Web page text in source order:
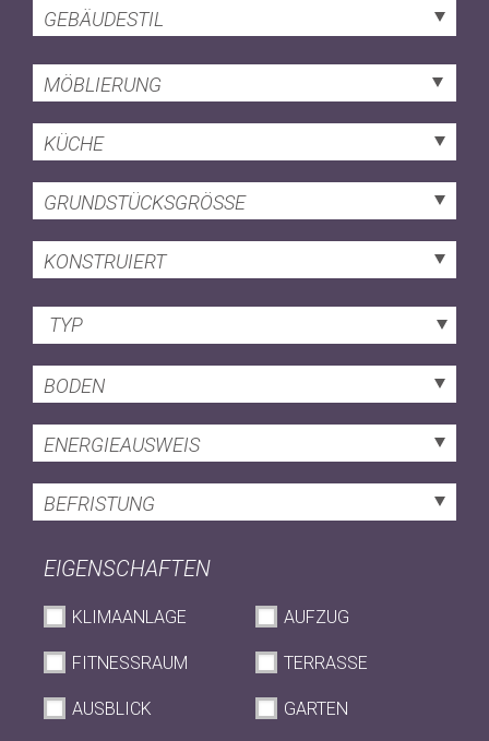
GEBÄUDESTIL
MÖBLIERUNG
KÜCHE
GRUNDSTÜCKSGRÖSSE
KONSTRUIERT
TYP
BODEN
ENERGIEAUSWEIS
BEFRISTUNG
EIGENSCHAFTEN
KLIMAANLAGE AUFZUG
FITNESSRAUM TERRASSE
AUSBLICK GARTEN